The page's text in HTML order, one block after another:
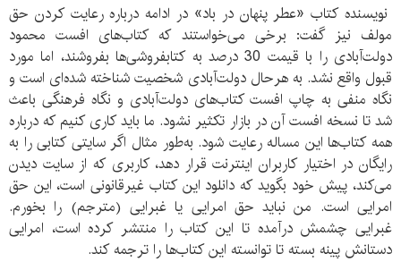
نویسنده کتاب‌ «عطر پنهان در باد» در ادامه درباره رعایت کردن حق
مولف نیز گفت: برخی می‌خواستند که کتاب‌های افست محمود
دولت‌آبادی را با قیمت 30 درصد به کتابفروشی‌ها بفروشند، اما مورد
قبول واقع نشد. به هرحال دولت‌آبادی شخصیت شناخته شده‌ای است و
نگاه منفی به چاپ افست کتاب‌های دولت‌آبادی و نگاه فرهنگی باعث
شد تا نسخه افست آن در بازار تکثیر نشود. ما باید کاری کنیم که درباره
همه کتاب‌ها این مساله رعایت شود. به‌طور مثال اگر سایتی کتابی را به
رایگان در اختیار کاربران اینترنت قرار دهد، کاربری که از سایت دیدن
می‌کند، پیش خود بگوید که دانلود این کتاب غیرقانونی است، این حق
امرایی است. من نباید حق امرایی یا غبرایی (مترجم) را بخورم.
غبرایی چشمش درآمده تا این کتاب را منتشر کرده است، امرایی
دستانش پینه بسته تا توانسته این کتاب‌ها را ترجمه کند.